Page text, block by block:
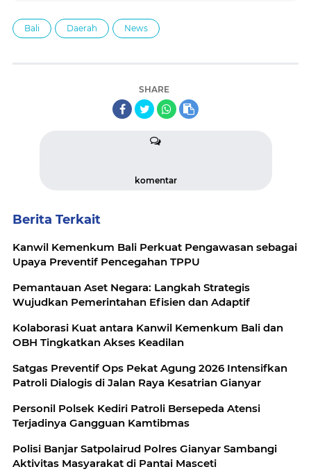
Bali Daerah News
SHARE
komentar
Berita Terkait
Kanwil Kemenkum Bali Perkuat Pengawasan sebagai
Upaya Preventif Pencegahan TPPU
Pemantauan Aset Negara: Langkah Strategis
Wujudkan Pemerintahan Efisien dan Adaptif
Kolaborasi Kuat antara Kanwil Kemenkum Bali dan
OBH Tingkatkan Akses Keadilan
Satgas Preventif Ops Pekat Agung 2026 Intensifkan
Patroli Dialogis di Jalan Raya Kesatrian Gianyar
Personil Polsek Kediri Patroli Bersepeda Atensi
Terjadinya Gangguan Kamtibmas
Polisi Banjar Satpolairud Polres Gianyar Sambangi
Aktivitas Masyarakat di Pantai Masceti